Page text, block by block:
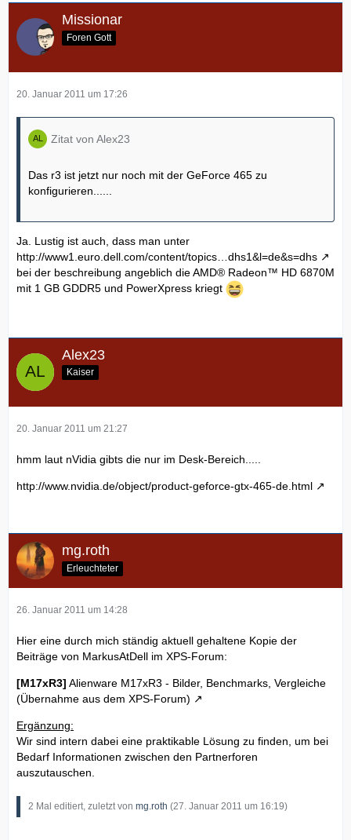
LG DainoMissionar
Foren Gott
20. Januar 2011 um 17:26
Zitat von Alex23
Das r3 ist jetzt nur noch mit der GeForce 465 zu
konfigurieren......
Ja. Lustig ist auch, dass man unter
http://www1.euro.dell.com/content/topics…dhs1&l=de&s=dhs
bei der beschreibung angeblich die AMD® Radeon™ HD 6870M
mit 1 GB GDDR5 und PowerXpress kriegt
Alex23
Kaiser
20. Januar 2011 um 21:27
hmm laut nVidia gibts die nur im Desk-Bereich.....
http://www.nvidia.de/object/product-geforce-gtx-465-de.html
mg.roth
Erleuchteter
26. Januar 2011 um 14:28
Hier eine durch mich ständig aktuell gehaltene Kopie der
Beiträge von MarkusAtDell im XPS-Forum:
[M17xR3] Alienware M17xR3 - Bilder, Benchmarks, Vergleiche
(Übernahme aus dem XPS-Forum)
Ergänzung:
Wir sind intern dabei eine praktikable Lösung zu finden, um bei
Bedarf Informationen zwischen den Partnerforen
auszutauschen.
2 Mal editiert, zuletzt von mg.roth (27. Januar 2011 um 16:19)